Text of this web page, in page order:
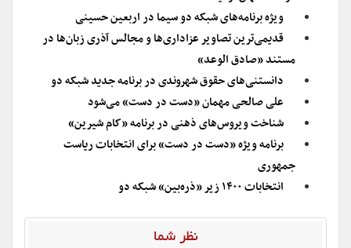
ویژه برنامه‌های شبکه دو سیما در اربعین حسینی
قدیمی‌ترین تصاویر عزاداری‌ها و مجالس آذری زبان‌ها در
مستند «صادق الوعد»
دانستنی‌های حقوق شهروندی در برنامه جدید شبکه دو
علی صالحی مهمان «دست در دست» می‌شود
شناخت ویروس‌های ذهنی در برنامه «کام شیرین»
برنامه ویژه «دست در دست» برای انتخابات ریاست
جمهوری
انتخابات ۱۴۰۰ زیر «ذره‌بین» شبکه دو
نظر شما